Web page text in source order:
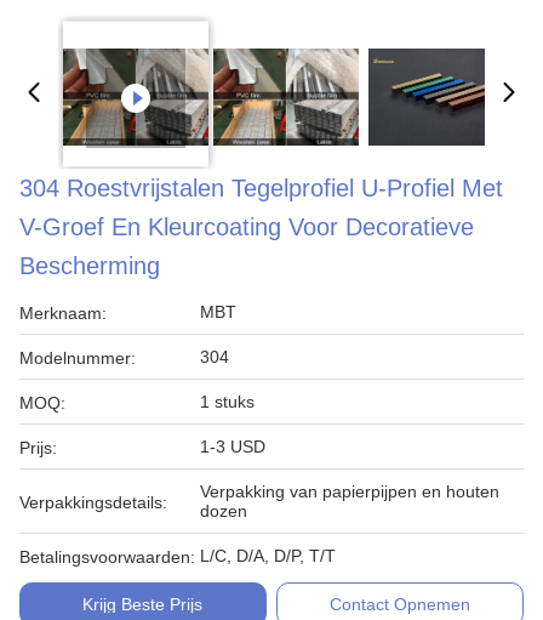
304 Roestvrijstalen Tegelprofiel U-Profiel Met
V-Groef En Kleurcoating Voor Decoratieve
Bescherming
Merknaam: MBT
Modelnummer: 304
MOQ: 1 stuks
Prijs: 1-3 USD
Verpakkingsdetails:
Verpakking van papierpijpen en houten
dozen
Betalingsvoorwaarden: L/C, D/A, D/P, T/T
Krijg Beste Prijs Contact Opnemen